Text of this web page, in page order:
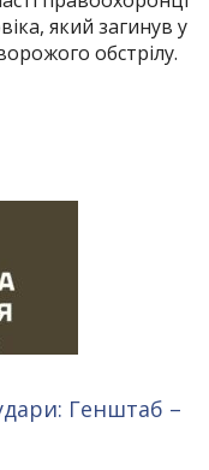
який загинув у
обстрілу.
Генштаб –